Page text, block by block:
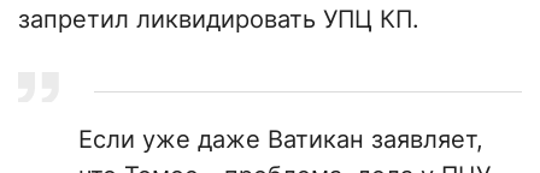
запретил ликвидировать УПЦ КП.
Если уже даже Ватикан заявляет,